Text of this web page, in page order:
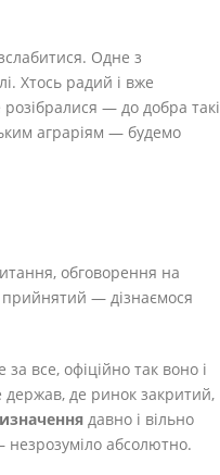
Одне з
Хтось радий і вже
— до добра такі
аграріям — будемо
обговорення на
прийнятий — дізнаємося
все, офіційно так воно і
держав, де ринок закритий,
давно і вільно
абсолютно.